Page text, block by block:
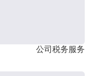
公司税务服务